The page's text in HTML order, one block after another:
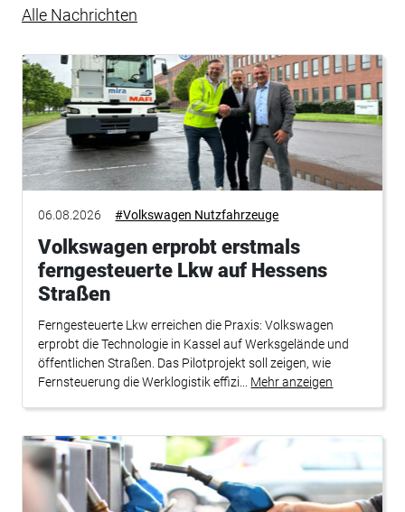
Alle Nachrichten
06.08.2026 #Volkswagen Nutzfahrzeuge
Volkswagen erprobt erstmals
ferngesteuerte Lkw auf Hessens
Straßen
Ferngesteuerte Lkw erreichen die Praxis: Volkswagen
erprobt die Technologie in Kassel auf Werksgelände und
öffentlichen Straßen. Das Pilotprojekt soll zeigen, wie
Fernsteuerung die Werklogistik effizi... Mehr anzeigen